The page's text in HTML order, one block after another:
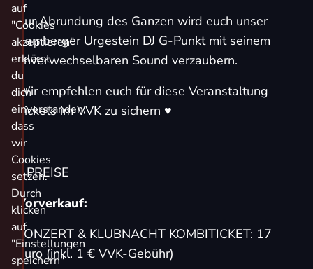
Zur Abrundung des Ganzen wird euch unser
Bamberger Urgestein DJ G-Punkt mit seinem
unverwechselbaren Sound verzaubern.
Wir empfehlen euch für diese Veranstaltung
Tickets im VVK zu sichern ♥
// PREISE
Vorverkauf:
KONZERT & KLUBNACHT KOMBITICKET: 17
Euro (inkl. 1 € VVK-Gebühr)
auf
"Cookies
akzeptieren"
erklärst
du
dich
einverstanden,
dass
wir
Cookies
setzen.
Durch
klicken
auf
"Einstellungen
speichern"